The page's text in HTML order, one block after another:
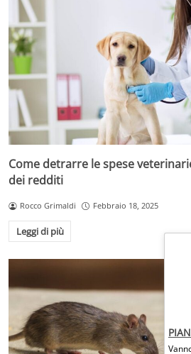
Come detrarre le spese
dei redditi
Rocco Grimaldi Febbraio 18, 2025
Leggi di più